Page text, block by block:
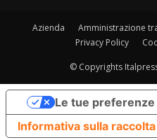
Azienda Amministrazione
Privacy Policy
© Copyrights
Informativa sulla raccolta
Le tue